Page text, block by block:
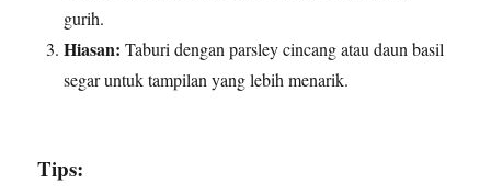
gurih.
Hiasan: Taburi dengan parsley cincang atau daun basil
segar untuk tampilan yang lebih menarik.
Tips: